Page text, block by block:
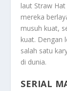
laut Straw
mereka
musuh kuat,
kuat. Dengan
salah satu
di dunia.
SERIAL